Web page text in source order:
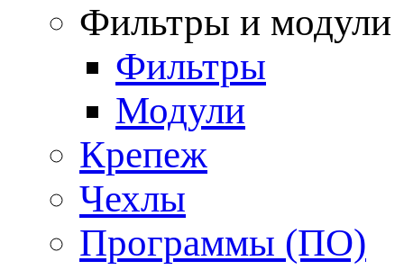
Фильтры и модули
Фильтры
Модули
Крепеж
Чехлы
Программы (ПО)